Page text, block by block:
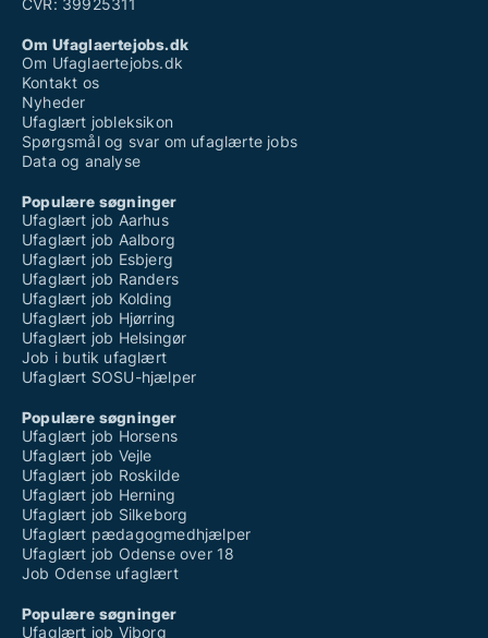
CVR: 39925311
Om Ufaglaertejobs.dk
Om Ufaglaertejobs.dk
Kontakt os
Nyheder
Ufaglært jobleksikon
Spørgsmål og svar om ufaglærte jobs
Data og analyse
Populære søgninger
Ufaglært job Aarhus
Ufaglært job Aalborg
Ufaglært job Esbjerg
Ufaglært job Randers
Ufaglært job Kolding
Ufaglært job Hjørring
Ufaglært job Helsingør
Job i butik ufaglært
Ufaglært SOSU-hjælper
Populære søgninger
Ufaglært job Horsens
Ufaglært job Vejle
Ufaglært job Roskilde
Ufaglært job Herning
Ufaglært job Silkeborg
Ufaglært pædagogmedhjælper
Ufaglært job Odense over 18
Job Odense ufaglært
Populære søgninger
Ufaglært job Viborg